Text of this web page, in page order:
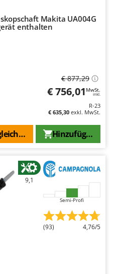
Makita UA004G
enthalten
€ 877,29
€ 756,01 MwSt.
inkl.
R-23
€ 635,30 exkl. MwSt.
Hinzufügen
Sie
9,1
Semi-Profi
(93) 4,76/5